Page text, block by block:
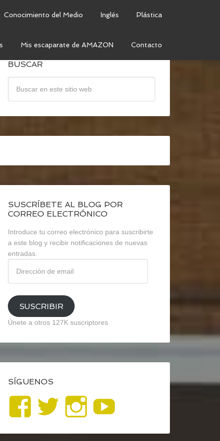
Conocimiento del Medio Inglés Plástica
Mis escaparate de AMAZON Contacto
BUSCAR
SUSCRÍBETE AL BLOG POR
CORREO ELECTRÓNICO
Introduce tu correo electrónico para suscribirte
a este blog y recibir notificaciones de nuevas
entradas.
email
SUSCRIBIR
Únete a otros 127K suscriptores
SÍGUENOS
Ver
perfil
Ver
perfil
Ver
perfil